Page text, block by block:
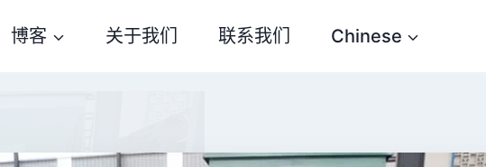
博客 关于我们 联系我们 Chinese